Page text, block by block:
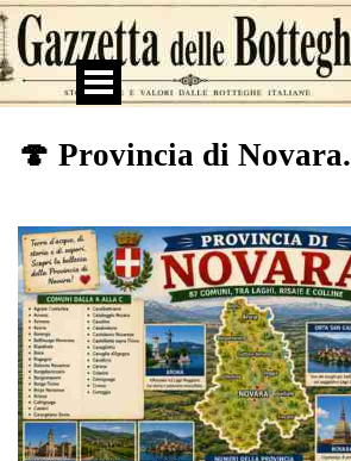
Vai ai contenuti
Salta menù
🍄 Provincia di Novara.